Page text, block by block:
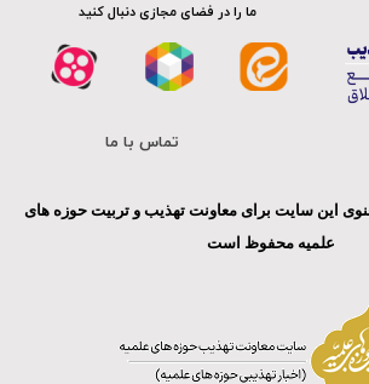
ما را در فضای مجازی دنبال کنید
تماس با ما
این سایت برای معاونت تهذیب و تربیت حوزه های
علمیه محفوظ است